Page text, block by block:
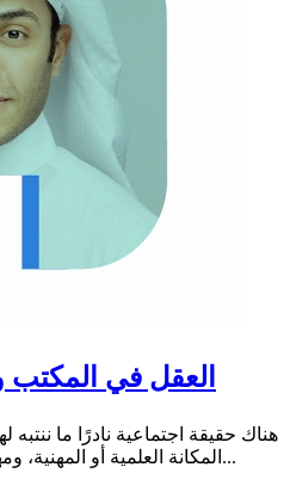
العقل في المكتب
هناك حقيقة اجتماعية نادرًا ما ننتبه
المكانة العلمية أو المهنية، ومهما أحاط نفسه بهالة من الوقار...